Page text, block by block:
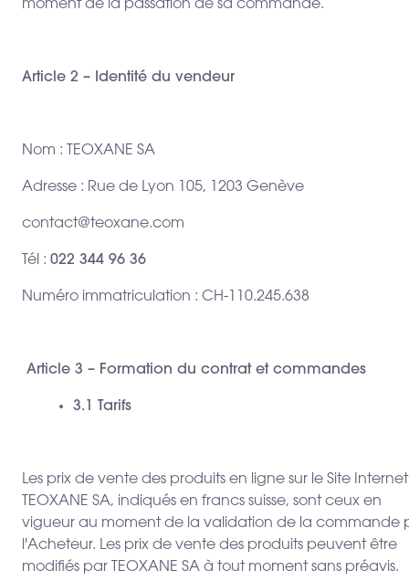
moment de la passation de sa commande.
Article 2 – Identité du vendeur
Nom : TEOXANE SA
Adresse : Rue de Lyon 105, 1203 Genève
contact@teoxane.com
Tél : 022 344 96 36
Numéro immatriculation : CH-110.245.638
Article 3 – Formation du contrat et commandes
3.1 Tarifs
Les prix de vente des produits en ligne sur le Site
TEOXANE SA, indiqués en francs suisse, sont ceux en
vigueur au moment de la validation de la commande
l'Acheteur. Les prix de vente des produits peuvent être
modifiés par TEOXANE SA à tout moment sans préavis.